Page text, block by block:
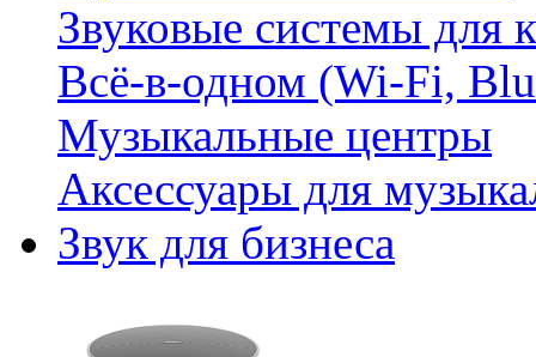
Звуковые системы для
Всё-в-одном (Wi-Fi,
Музыкальные центры
Аксессуары для
Звук для бизнеса